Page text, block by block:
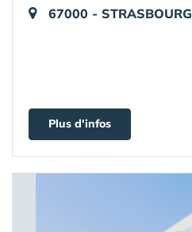
67000 - STRASBOURG
Plus d'infos